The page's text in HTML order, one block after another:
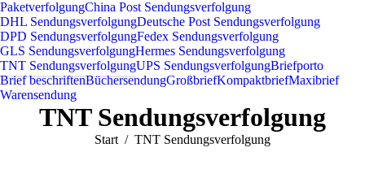
PaketverfolgungChina Post Sendungsverfolgung
DHL SendungsverfolgungDeutsche Post Sendungsverfolgung
DPD SendungsverfolgungFedex Sendungsverfolgung
GLS SendungsverfolgungHermes Sendungsverfolgung
TNT SendungsverfolgungUPS SendungsverfolgungBriefporto
Brief beschriftenBüchersendungGroßbriefKompaktbriefMaxibrief
Warensendung
TNT Sendungsverfolgung
Sie befinden sich hier:
Start TNT Sendungsverfolgung